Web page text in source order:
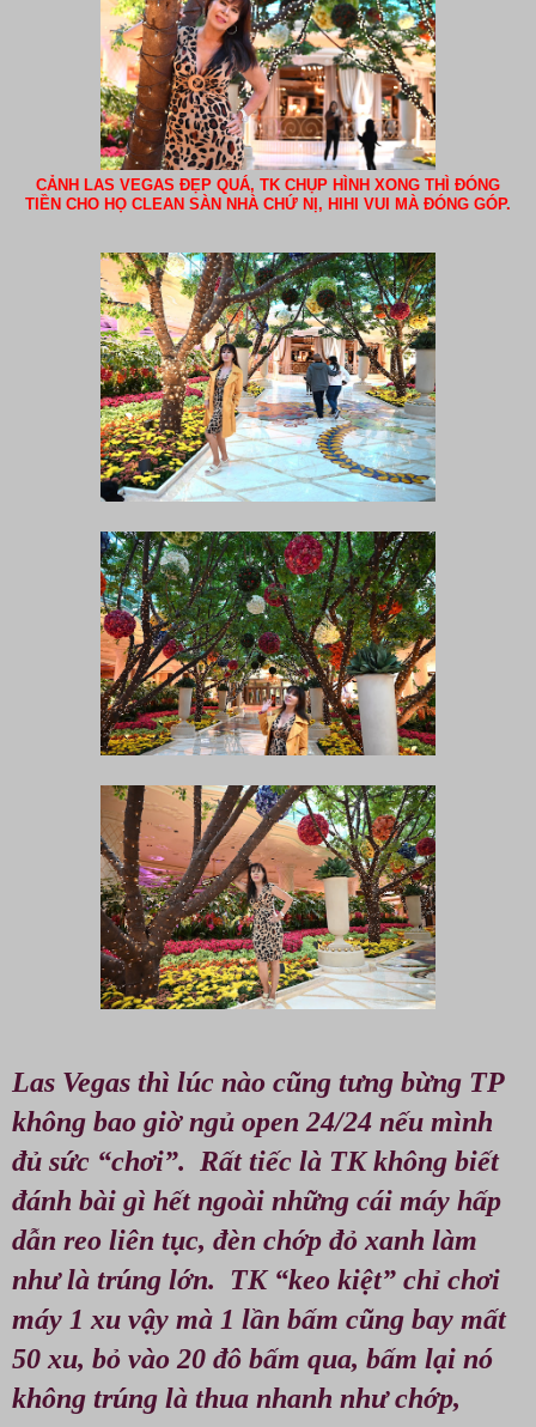
CẢNH LAS VEGAS ĐẸP QUÁ, TK CHỤP HÌNH XONG THÌ ĐÓNG
TIỀN CHO HỌ CLEAN SÀN NHÀ CHỨ NỊ, HIHI VUI MÀ ĐÓNG GÓP.
Las Vegas thì lúc nào cũng tưng bừng TP
không bao giờ ngủ open 24/24 nếu mình
đủ sức “chơi”. Rất tiếc là TK không biết
đánh bài gì hết ngoài những cái máy hấp
dẫn reo liên tục, đèn chớp đỏ xanh làm
như là trúng lớn. TK “keo kiệt” chỉ chơi
máy 1 xu vậy mà 1 lần bấm cũng bay mất
50 xu, bỏ vào 20 đô bấm qua, bấm lại nó
không trúng là thua nhanh như chớp,